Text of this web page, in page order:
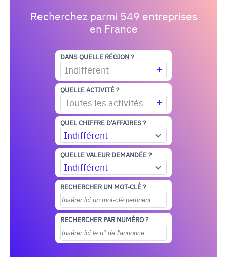
Recherchez parmi 549 entreprises
en France
DANS QUELLE RÉGION ?
Indifférent
QUELLE ACTIVITÉ ?
Toutes les activités
QUEL CHIFFRE D'AFFAIRES ?
Indifférent
QUELLE VALEUR DEMANDÉE ?
Indifférent
RECHERCHER UN MOT-CLÉ ?
RECHERCHER PAR NUMÉRO ?